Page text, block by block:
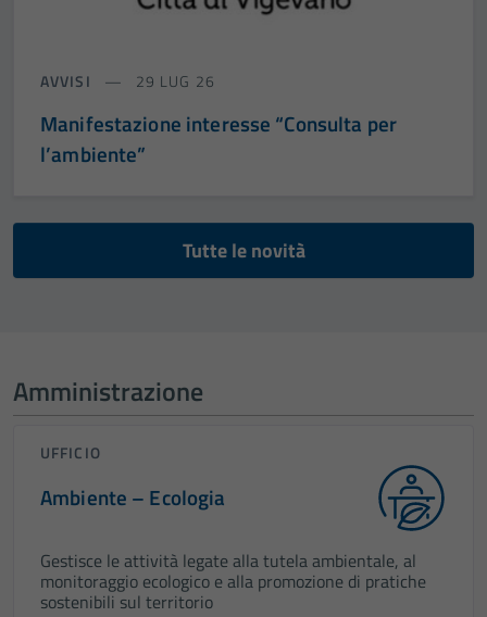
AVVISI 29 LUG 26
Manifestazione interesse “Consulta per
l’ambiente”
Tutte le novità
Amministrazione
UFFICIO
Ambiente – Ecologia
Gestisce le attività legate alla tutela ambientale, al
monitoraggio ecologico e alla promozione di pratiche
sostenibili sul territorio